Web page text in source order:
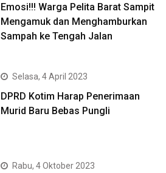
Emosi!!! Warga Pelita Barat Sampit
Mengamuk dan Menghamburkan
Sampah ke Tengah Jalan
Selasa, 4 April 2023
DPRD Kotim Harap Penerimaan
Murid Baru Bebas Pungli
Rabu, 4 Oktober 2023